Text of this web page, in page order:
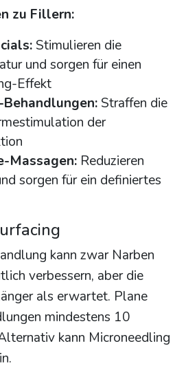
zu Fillern:
Stimulieren die
und sorgen für einen
Effekt
Straffen die
der
Massagen: Reduzieren
sorgen für ein definiertes
kann zwar Narben
verbessern, aber die
als erwartet. Plane
mindestens 10
kann Microneedling